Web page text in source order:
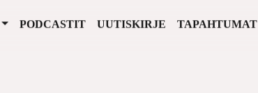
PODCASTIT UUTISKIRJE TAPAHTUMAT